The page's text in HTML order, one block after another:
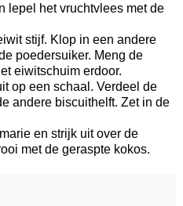
lepel het vruchtvlees met de
stijf. Klop in een andere
poedersuiker. Meng de
eiwitschuim erdoor.
op een schaal. Verdeel de
andere biscuithelft. Zet in de
en strijk uit over de
met de geraspte kokos.